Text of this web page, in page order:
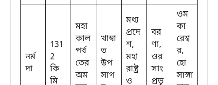
নর্ম
দা
131
2
কি
মি
মহা
কাল
পর্ব
তের
অম
খাম্বা
ত
উপ
সাগ
মধ্য
প্রদে
শ,
মহা
রাষ্ট্র
ও
বর
ণা,
ওর
সাং
প্রভৃ
ওম
কা
রেশ্ব
র,
হো
সাঙ্গা